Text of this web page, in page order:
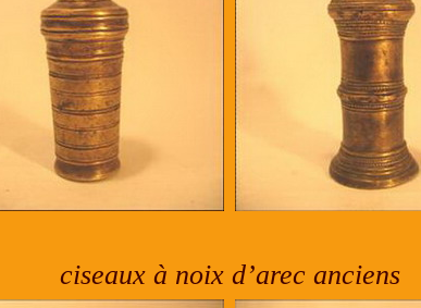
ciseaux à noix d’arec anciens